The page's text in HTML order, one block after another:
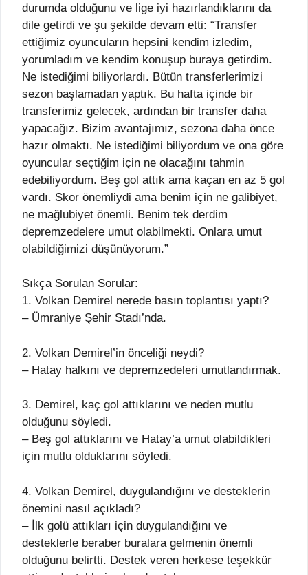
durumda olduğunu ve lige iyi hazırlandıklarını da
dile getirdi ve şu şekilde devam etti: “Transfer
ettiğimiz oyuncuların hepsini kendim izledim,
yorumladım ve kendim konuşup buraya getirdim.
Ne istediğimi biliyorlardı. Bütün transferlerimizi
sezon başlamadan yaptık. Bu hafta içinde bir
transferimiz gelecek, ardından bir transfer daha
yapacağız. Bizim avantajımız, sezona daha önce
hazır olmaktı. Ne istediğimi biliyordum ve ona göre
oyuncular seçtiğim için ne olacağını tahmin
edebiliyordum. Beş gol attık ama kaçan en az 5 gol
vardı. Skor önemliydi ama benim için ne galibiyet,
ne mağlubiyet önemli. Benim tek derdim
depremzedelere umut olabilmekti. Onlara umut
olabildiğimizi düşünüyorum.”
Sıkça Sorulan Sorular:
1. Volkan Demirel nerede basın toplantısı yaptı?
– Ümraniye Şehir Stadı’nda.
2. Volkan Demirel’in önceliği neydi?
– Hatay halkını ve depremzedeleri umutlandırmak.
3. Demirel, kaç gol attıklarını ve neden mutlu
olduğunu söyledi.
– Beş gol attıklarını ve Hatay’a umut olabildikleri
için mutlu olduklarını söyledi.
4. Volkan Demirel, duygulandığını ve desteklerin
önemini nasıl açıkladı?
– İlk golü attıkları için duygulandığını ve
desteklerle beraber buralara gelmenin önemli
olduğunu belirtti. Destek veren herkese teşekkür